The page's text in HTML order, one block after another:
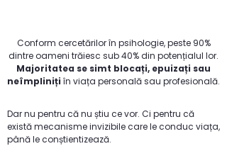
Conform cercetărilor în psihologie, peste 90%
dintre oameni trăiesc sub 40% din potențialul lor.
Majoritatea se simt blocați, epuizați sau
neîmpliniți în viața personală sau profesională.
Dar nu pentru că nu știu ce vor. Ci pentru că
există mecanisme invizibile care le conduc viața,
până le conștientizează.